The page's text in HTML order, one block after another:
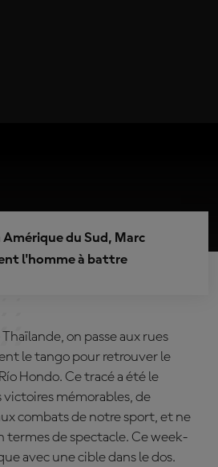
du Sud, Marc
l'homme à battre
on passe aux rues
le tango pour retrouver le
Hondo. Ce tracé a été le
mémorables, de
combats de notre sport, et ne
termes de spectacle. Ce week-
avec une cible dans le dos.